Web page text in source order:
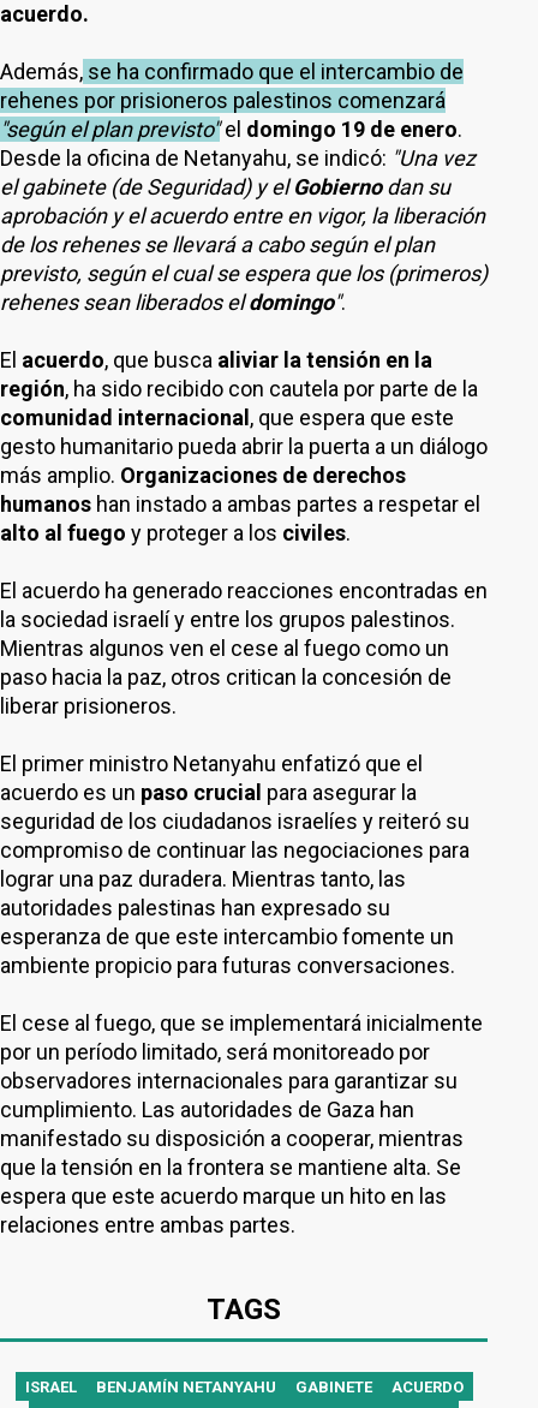
acuerdo.
Además, se ha confirmado que el intercambio de
rehenes por prisioneros palestinos comenzará
"según el plan previsto"el domingo 19 de enero.
Desde la oficina de Netanyahu, se indicó: "Una vez
el gabinete (de Seguridad) y elGobiernodan su
aprobación y el acuerdo entre en vigor, la liberación
de los rehenes se llevará a cabo según el plan
previsto, según el cual se espera que los (primeros)
rehenes sean liberados eldomingo".
El acuerdo, que busca aliviar la tensión en la
región, ha sido recibido con cautela por parte de la
comunidad internacional , que espera que este
gesto humanitario pueda abrir la puerta a un diálogo
más amplio. Organizaciones de derechos
humanos han instado a ambas partes a respetar el
alto al fuego y proteger a los civiles.
El acuerdo ha generado reacciones encontradas en
la sociedad israelí y entre los grupos palestinos.
Mientras algunos ven el cese al fuego como un
paso hacia la paz, otros critican la concesión de
liberar prisioneros.
El primer ministro Netanyahu enfatizó que el
acuerdo es un paso crucial para asegurar la
seguridad de los ciudadanos israelíes y reiteró su
compromiso de continuar las negociaciones para
lograr una paz duradera. Mientras tanto, las
autoridades palestinas han expresado su
esperanza de que este intercambio fomente un
ambiente propicio para futuras conversaciones.
El cese al fuego, que se implementará inicialmente
por un período limitado, será monitoreado por
observadores internacionales para garantizar su
cumplimiento. Las autoridades de Gaza han
manifestado su disposición a cooperar, mientras
que la tensión en la frontera se mantiene alta. Se
espera que este acuerdo marque un hito en las
relaciones entre ambas partes.
TAGS
ISRAEL BENJAMÍN NETANYAHU GABINETE
ACUERDO